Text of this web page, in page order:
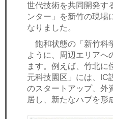
世代技術を共同開発す
ンター」を新竹の現場
なりました。
飽和状態の「新竹科
ように、周辺エリアへ
ます。例えば、竹北に
元科技園区」には、IC
のスタートアップ、外
居し、新たなハブを形